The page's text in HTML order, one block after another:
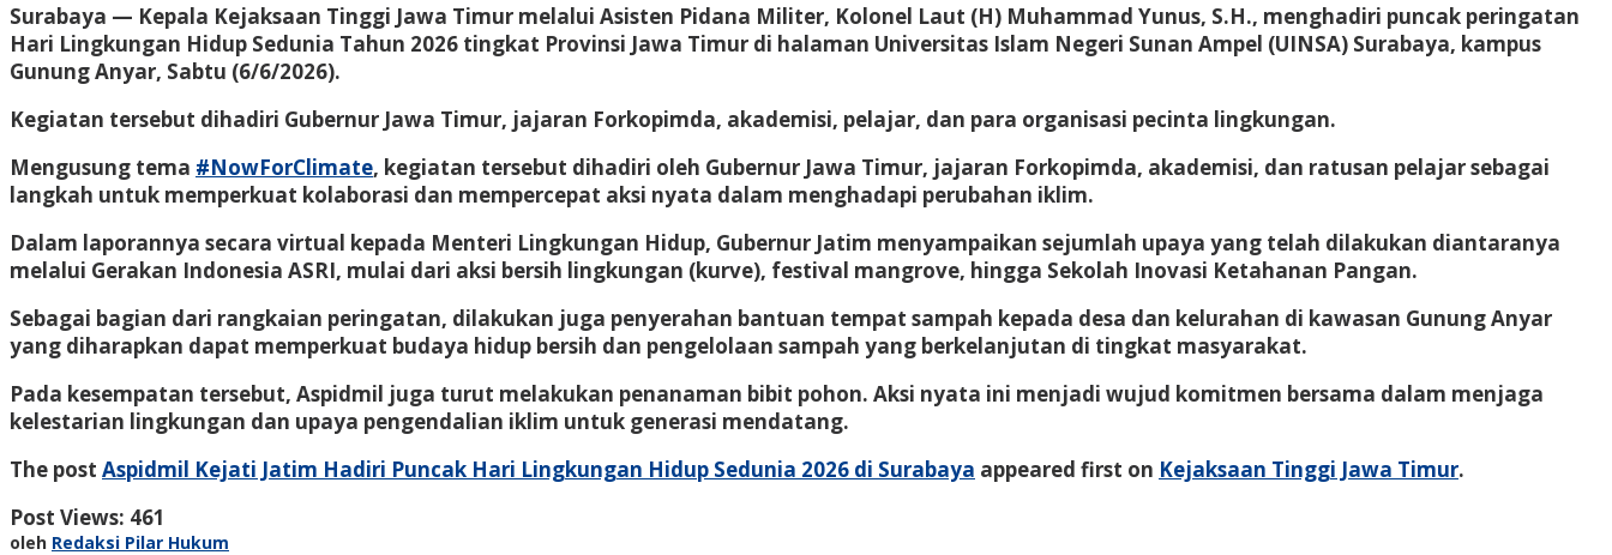
Surabaya — Kepala Kejaksaan Tinggi Jawa Timur melalui Asisten Pidana Militer, Kolonel Laut (H) Muhammad Yunus, S.H., menghadiri puncak peringatan
Hari Lingkungan Hidup Sedunia Tahun 2026 tingkat Provinsi Jawa Timur di halaman Universitas Islam Negeri Sunan Ampel (UINSA) Surabaya, kampus
Gunung Anyar, Sabtu (6/6/2026).
Kegiatan tersebut dihadiri Gubernur Jawa Timur, jajaran Forkopimda, akademisi, pelajar, dan para organisasi pecinta lingkungan.
Mengusung tema #NowForClimate, kegiatan tersebut dihadiri oleh Gubernur Jawa Timur, jajaran Forkopimda, akademisi, dan ratusan pelajar sebagai
langkah untuk memperkuat kolaborasi dan mempercepat aksi nyata dalam menghadapi perubahan iklim.
Dalam laporannya secara virtual kepada Menteri Lingkungan Hidup, Gubernur Jatim menyampaikan sejumlah upaya yang telah dilakukan diantaranya
melalui Gerakan Indonesia ASRI, mulai dari aksi bersih lingkungan (kurve), festival mangrove, hingga Sekolah Inovasi Ketahanan Pangan.
Sebagai bagian dari rangkaian peringatan, dilakukan juga penyerahan bantuan tempat sampah kepada desa dan kelurahan di kawasan Gunung Anyar
yang diharapkan dapat memperkuat budaya hidup bersih dan pengelolaan sampah yang berkelanjutan di tingkat masyarakat.
Pada kesempatan tersebut, Aspidmil juga turut melakukan penanaman bibit pohon. Aksi nyata ini menjadi wujud komitmen bersama dalam menjaga
kelestarian lingkungan dan upaya pengendalian iklim untuk generasi mendatang.
The post Aspidmil Kejati Jatim Hadiri Puncak Hari Lingkungan Hidup Sedunia 2026 di Surabaya appeared first on Kejaksaan Tinggi Jawa Timur.
Post Views: 461
oleh Redaksi Pilar Hukum